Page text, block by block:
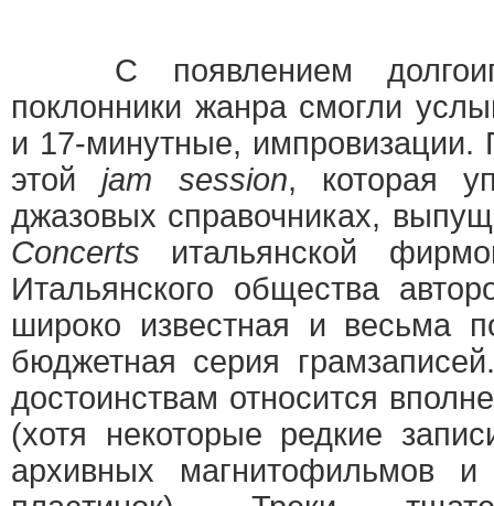
С появлением
поклонники жанра смогли
и 17-минутные, импровизации.
этойjam session, которая
джазовых справочниках,
Concerts итальянской
Итальянского общества
широко известная и весьма
бюджетная серия
достоинствам относится
(хотя некоторые редкие
архивных магнитофильмов